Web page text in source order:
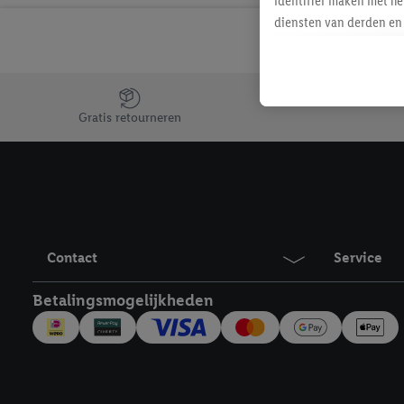
Jouw voordelen bij ons als Lidl webshop klant
Gratis retourneren
Contact Service
Betalingsmogelijkheden
diensten van derden
Als je hiervoor
eerder interesse hebt
maar het niet te
mailadres en met
Onder "Aanpassen"
Door te klikken op
technieken worden
inclusief over de
trekken, vind je in onze
over de cookies die